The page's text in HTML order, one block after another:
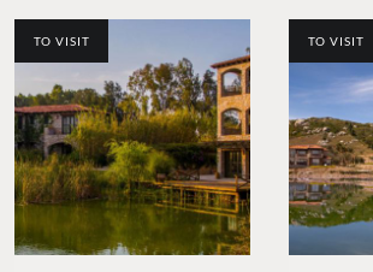
TO VISIT TO VISIT